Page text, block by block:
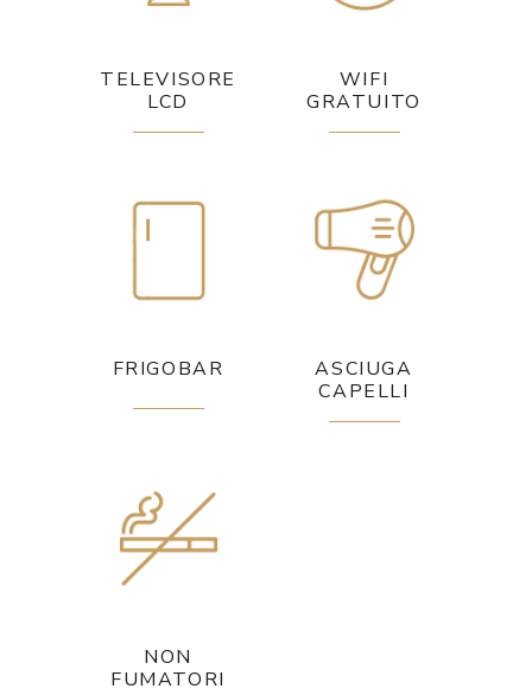
TELEVISORE
LCD
WIFI
GRATUITO
FRIGOBAR
ASCIUGA
CAPELLI
NON
FUMATORI